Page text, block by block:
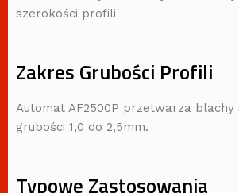
szerokości profili
Zakres Grubości Profili
Automat AF2500P przetwarza
grubości 1,0 do 2,5mm.
Typowe Zastosowania